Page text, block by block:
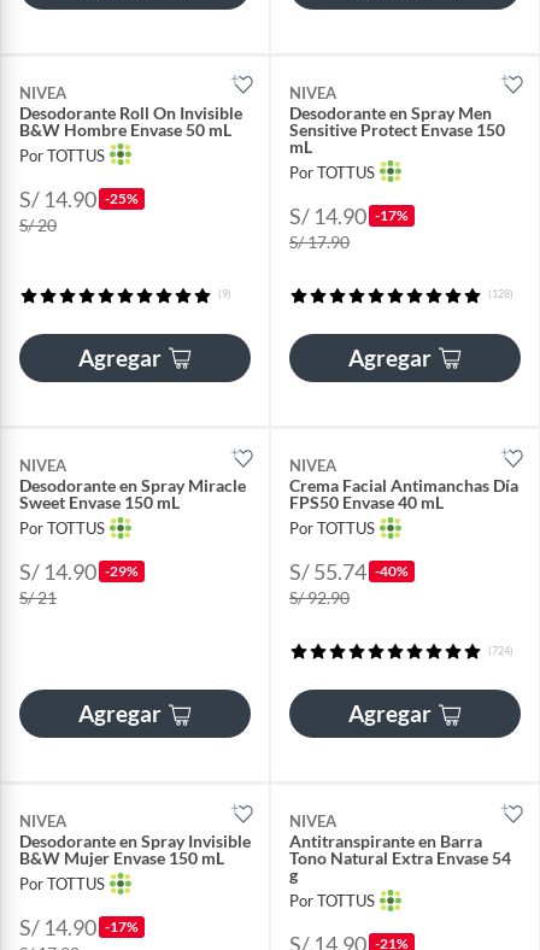
NIVEA
Desodorante Roll On Invisible
B&W Hombre Envase 50 mL
Por TOTTUS
S/ 14.90 -25%
S/ 20
(9)
Agregar
NIVEA
Desodorante en Spray Men
Sensitive Protect Envase 150
mL
Por TOTTUS
S/ 14.90 -17%
S/ 17.90
(128)
Agregar
NIVEA
Desodorante en Spray Miracle
Sweet Envase 150 mL
Por TOTTUS
S/ 14.90 -29%
S/ 21
Agregar
NIVEA
Crema Facial Antimanchas Día
FPS50 Envase 40 mL
Por TOTTUS
S/ 55.74 -40%
S/ 92.90
(724)
Agregar
NIVEA
Desodorante en Spray Invisible
B&W Mujer Envase 150 mL
Por TOTTUS
S/ 14.90 -17%
NIVEA
Antitranspirante en Barra
Tono Natural Extra Envase 54
g
Por TOTTUS
S/ 14.90 -21%